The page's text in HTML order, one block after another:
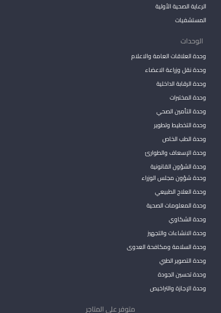
الرعاية الصحية الأولية
المستشفيات
الوحدات
وحدة العلاقات العامة والاعلام
وحدة نقل وزراعة الاعضاء
وحدة الرقابة الداخلية
وحدة المختبرات
وحدة التأمين الصحي
وحدة التخطيط وتطوير
وحدة الطب الخاص
وحدة الإسعاف والطوارئ
وحدة الشؤون القانونية
وحدة شؤون مجلس الوزراء
وحدة العلاج الطبيعي
وحدة المعلومات الصحية
وحدة الشكاوي
وحدة الانشاءات والتجهيز
وحدة السلامة ومكافحة العدوى
وحدة التصوير الطبي
وحدة تحسين الجودة
وحدة الإجازة والتراخيص
متوفر على المتاجر